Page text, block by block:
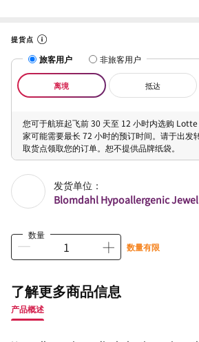
提货点
旅客用户 非旅客用户
离境 抵达
您可于航班起飞前 30 天至 12 小时内选购
家可能需要最长 72 小时的预订时间。请于出发
取货点领取您的订单。恕不提供品牌纸袋。
发货单位：
Blomdahl Hypoallergenic
数量
数量有限
了解更多商品信息
产品概述